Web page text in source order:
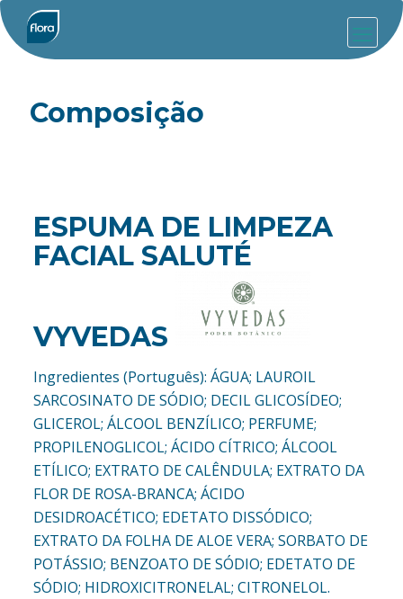
Composição
ESPUMA DE LIMPEZA
FACIAL SALUTÉ
VYVEDAS
Ingredientes (Português): ÁGUA; LAUROIL
SARCOSINATO DE SÓDIO; DECIL GLICOSÍDEO;
GLICEROL; ÁLCOOL BENZÍLICO; PERFUME;
PROPILENOGLICOL; ÁCIDO CÍTRICO; ÁLCOOL
ETÍLICO; EXTRATO DE CALÊNDULA; EXTRATO DA
FLOR DE ROSA-BRANCA; ÁCIDO
DESIDROACÉTICO; EDETATO DISSÓDICO;
EXTRATO DA FOLHA DE ALOE VERA; SORBATO DE
POTÁSSIO; BENZOATO DE SÓDIO; EDETATO DE
SÓDIO; HIDROXICITRONELAL; CITRONELOL.